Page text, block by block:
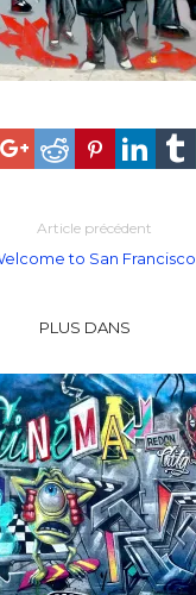
Article précédent
to San Francisco.
PLUS DANS